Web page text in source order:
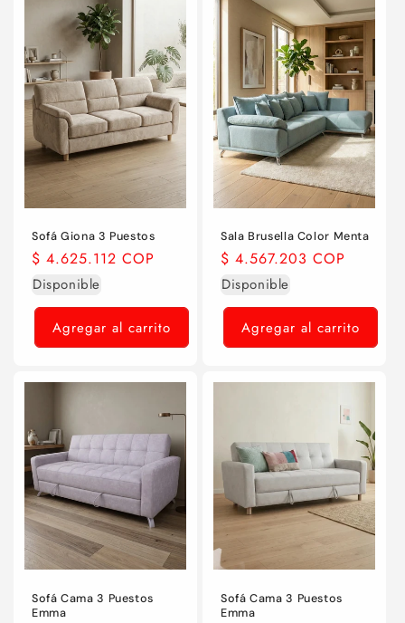
Sofá Giona 3 Puestos
Precio
habitual
$ 4.625.112 COP
Disponible
Agregar al carrito
Sala Brusella Color Menta
Precio
habitual
$ 4.567.203 COP
Disponible
Agregar al carrito
Sofá Cama 3 Puestos
Emma
Sofá Cama 3 Puestos
Emma